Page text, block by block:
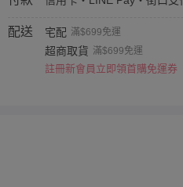
配送 宅配 滿$699免運
超商取貨 滿$699免運
註冊新會員立即領首購免運券